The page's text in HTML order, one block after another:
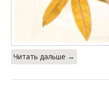
Читать дальше →